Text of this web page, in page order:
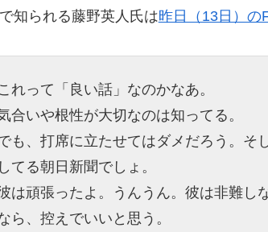
知られる藤野英人氏は昨日（13日）の
れって「良い話」なのかなあ。
合いや根性が大切なのは知ってる。
も、打席に立たせてはダメだろう。そ
してる朝日新聞でしょ。
は頑張ったよ。うんうん。彼は非難し
ら、控えでいいと思う。